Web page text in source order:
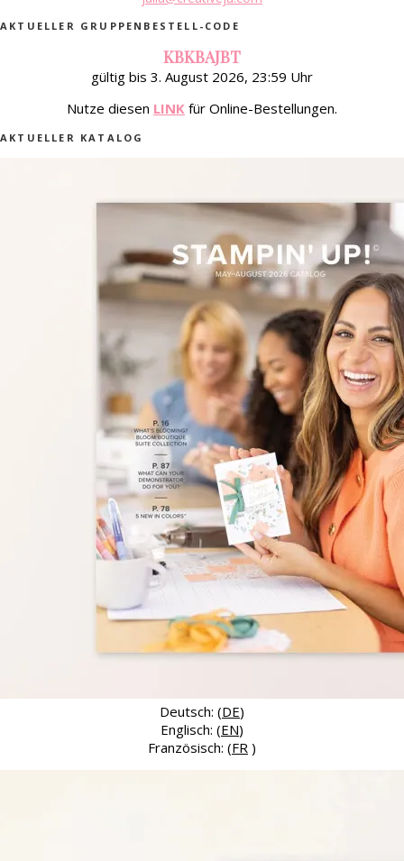
AKTUELLER GRUPPENBESTELL-CODE
KBKBAJBT
gültig bis 3. August 2026, 23:59 Uhr
Nutze diesen LINK für Online-Bestellungen.
AKTUELLER KATALOG
Deutsch: (DE)
Englisch: (EN)
Französisch: (FR )